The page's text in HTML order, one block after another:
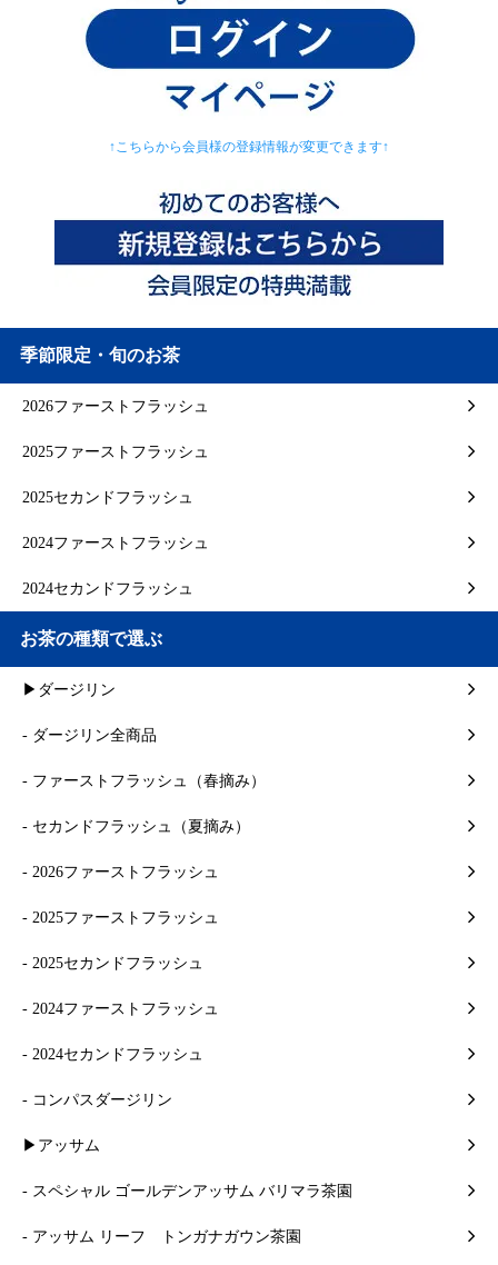
↑こちらから会員様の登録情報が変更できます↑
季節限定・旬のお茶
2026ファーストフラッシュ
2025ファーストフラッシュ
2025セカンドフラッシュ
2024ファーストフラッシュ
2024セカンドフラッシュ
お茶の種類で選ぶ
▶ダージリン
- ダージリン全商品
- ファーストフラッシュ（春摘み）
- セカンドフラッシュ（夏摘み）
- 2026ファーストフラッシュ
- 2025ファーストフラッシュ
- 2025セカンドフラッシュ
- 2024ファーストフラッシュ
- 2024セカンドフラッシュ
- コンパスダージリン
▶アッサム
- スペシャル ゴールデンアッサム バリマラ茶園
- アッサム リーフ トンガナガウン茶園